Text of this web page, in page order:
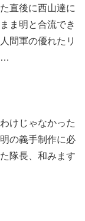
直後に西山達に
ま明と合流でき
間軍の優れたリ
…
けじゃなかった
の義手制作に必
隊長、和みます